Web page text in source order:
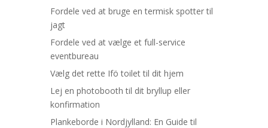
Fordele ved at bruge en termisk spotter til
jagt
Fordele ved at vælge et full-service
eventbureau
Vælg det rette Ifö toilet til dit hjem
Lej en photobooth til dit bryllup eller
konfirmation
Plankeborde i Nordjylland: En Guide til